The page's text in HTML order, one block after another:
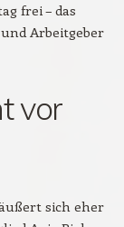
frei – das
Arbeitgeber
vor
sich eher